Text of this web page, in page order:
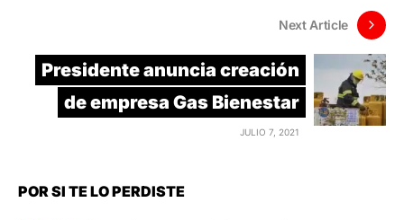
Next Article
Presidente anuncia creación
de empresa Gas Bienestar
JULIO 7, 2021
POR SI TE LO PERDISTE